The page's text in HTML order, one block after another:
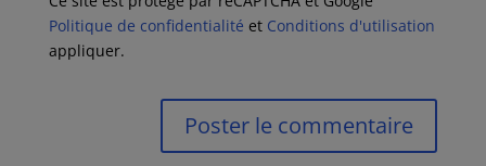
Politique de confidentialité et Conditions d'utilisation
appliquer.